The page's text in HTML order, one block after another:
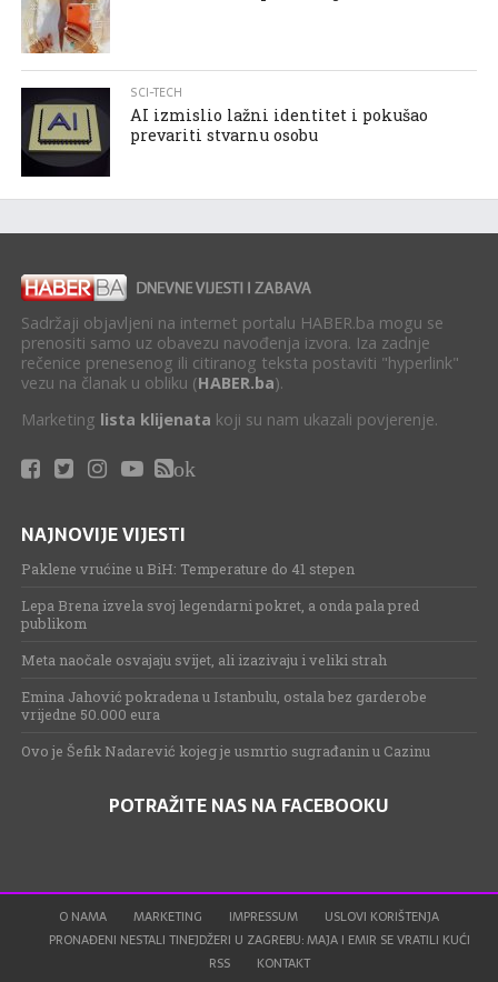
SCI-TECH
AI izmislio lažni identitet i pokušao
prevariti stvarnu osobu
Sadržaji objavljeni na internet portalu HABER.ba mogu se
prenositi samo uz obavezu navođenja izvora. Iza zadnje
rečenice prenesenog ili citiranog teksta postaviti "hyperlink"
vezu na članak u obliku (HABER.ba).
Marketing lista klijenata koji su nam ukazali povjerenje.
ok
NAJNOVIJE VIJESTI
Paklene vrućine u BiH: Temperature do 41 stepen
Lepa Brena izvela svoj legendarni pokret, a onda pala pred
publikom
Meta naočale osvajaju svijet, ali izazivaju i veliki strah
Emina Jahović pokradena u Istanbulu, ostala bez garderobe
vrijedne 50.000 eura
Ovo je Šefik Nadarević kojeg je usmrtio sugrađanin u Cazinu
POTRAŽITE NAS NA FACEBOOKU
O NAMA MARKETING IMPRESSUM
USLOVI KORIŠTENJA
PRONAĐENI NESTALI TINEJDŽERI U ZAGREBU: MAJA I EMIR SE VRATILI KUĆI
RSS
KONTAKT